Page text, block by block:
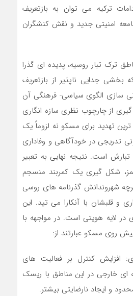
ترکیه می توان به بازتعریف
امنیتی جدید و نقش کنشگران
ترک تبار روسیه، پدیده ای گذرا
جدایی ناپذیر از بازتعریف
سازی الگوی سیاسی- فرهنگی آن
گیری از چارچوب نظری سازه انگاری
تهدید برای مسکو نه لزوماً یک
تدریجی در خودآگاهی و وفاداری
است. نتیجه نهایی به تعبیر
شکل گیری یک کمربند منسجم
شهروندانش گذرنامه های روسی
و قلبشان با آنکارا می تپد. این
لایه هویتی است. در مواجهه با
روی مسکو عبارتند از:
افزایش کنترل بر فعالیت های
ای خارجی در این مناطق با ریسک
و ایجاد نارضایتی بیشتر.